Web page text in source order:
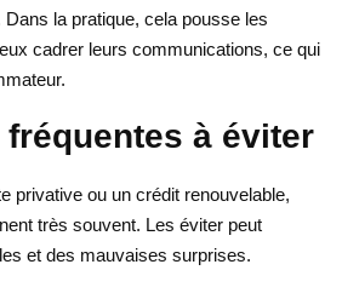
la pratique, cela pousse les
cadrer leurs communications, ce qui
à éviter
privative ou un crédit renouvelable,
très souvent. Les éviter peut
et des mauvaises surprises.